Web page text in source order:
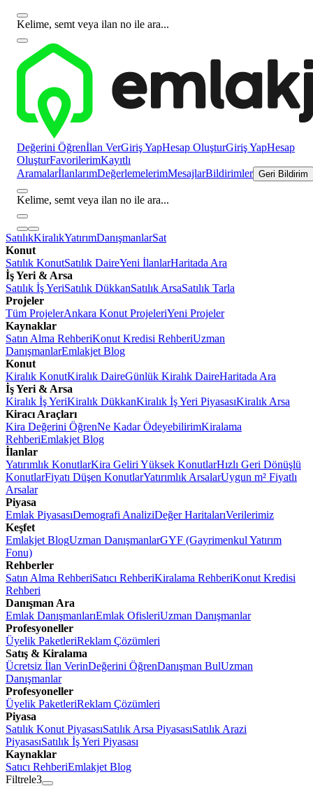
Kelime, semt veya ilan no ile ara...
Değerini Öğrenİlan VerGiriş YapHesap OluşturGiriş YapHesap
OluşturFavorilerimKayıtlı
AramalarİlanlarımDeğerlemelerimMesajlarBildirimler Geri Bildirim
Kelime, semt veya ilan no ile ara...
SatılıkKiralıkYatırımDanışmanlarSat
Konut
Satılık KonutSatılık DaireYeni İlanlarHaritada Ara
İş Yeri & Arsa
Satılık İş YeriSatılık DükkanSatılık ArsaSatılık Tarla
Projeler
Tüm ProjelerAnkara Konut ProjeleriYeni Projeler
Kaynaklar
Satın Alma RehberiKonut Kredisi RehberiUzman
DanışmanlarEmlakjet Blog
Konut
Kiralık KonutKiralık DaireGünlük Kiralık DaireHaritada Ara
İş Yeri & Arsa
Kiralık İş YeriKiralık DükkanKiralık İş Yeri PiyasasıKiralık Arsa
Kiracı Araçları
Kira Değerini ÖğrenNe Kadar ÖdeyebilirimKiralama
RehberiEmlakjet Blog
İlanlar
Yatırımlık KonutlarKira Geliri Yüksek KonutlarHızlı Geri Dönüşlü
KonutlarFiyatı Düşen KonutlarYatırımlık ArsalarUygun m² Fiyatlı
Arsalar
Piyasa
Emlak PiyasasıDemografi AnaliziDeğer HaritalarıVerilerimiz
Keşfet
Emlakjet BlogUzman DanışmanlarGYF (Gayrimenkul Yatırım
Fonu)
Rehberler
Satın Alma RehberiSatıcı RehberiKiralama RehberiKonut Kredisi
Rehberi
Danışman Ara
Emlak DanışmanlarıEmlak OfisleriUzman Danışmanlar
Profesyoneller
Üyelik PaketleriReklam Çözümleri
Satış & Kiralama
Ücretsiz İlan VerinDeğerini ÖğrenDanışman BulUzman
Danışmanlar
Profesyoneller
Üyelik PaketleriReklam Çözümleri
Piyasa
Satılık Konut PiyasasıSatılık Arsa PiyasasıSatılık Arazi
PiyasasıSatılık İş Yeri Piyasası
Kaynaklar
Satıcı RehberiEmlakjet Blog
Filtrele3